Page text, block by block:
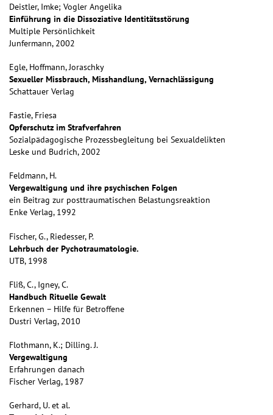
Deistler, Imke; Vogler Angelika
Einführung in die Dissoziative Identitätsstörung
Multiple Persönlichkeit
Junfermann, 2002
Egle, Hoffmann, Joraschky
Sexueller Missbrauch, Misshandlung, Vernachlässigung
Schattauer Verlag
Fastie, Friesa
Opferschutz im Strafverfahren
Sozialpädagogische Prozessbegleitung bei Sexualdelikten
Leske und Budrich, 2002
Feldmann, H.
Vergewaltigung und ihre psychischen Folgen
ein Beitrag zur posttraumatischen Belastungsreaktion
Enke Verlag, 1992
Fischer, G., Riedesser, P.
Lehrbuch der Pychotraumatologie.
UTB, 1998
Fliß, C., Igney, C.
Handbuch Rituelle Gewalt
Erkennen – Hilfe für Betroffene
Dustri Verlag, 2010
Flothmann, K.; Dilling. J.
Vergewaltigung
Erfahrungen danach
Fischer Verlag, 1987
Gerhard, U. et al.